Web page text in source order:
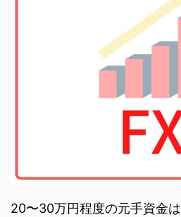
20〜30万円程度の元手資金は